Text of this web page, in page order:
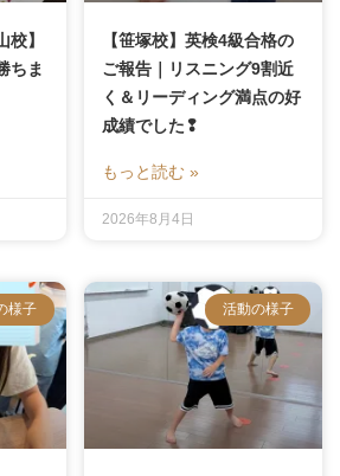
校】
ちま
【笹塚校】英検4級合格の
ご報告｜リスニング9割近
く＆リーディング満点の好
成績でした❢
もっと読む »
2026年8月4日
様子 活動の様子